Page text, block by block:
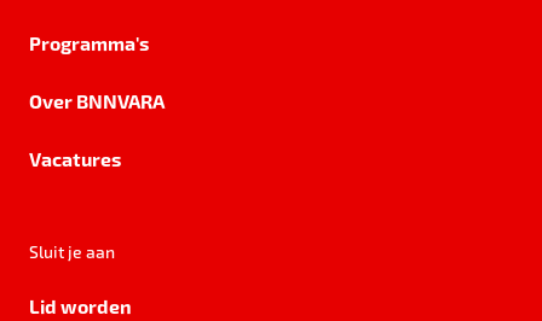
Programma's
Over BNNVARA
Vacatures
Sluit je aan
Lid worden